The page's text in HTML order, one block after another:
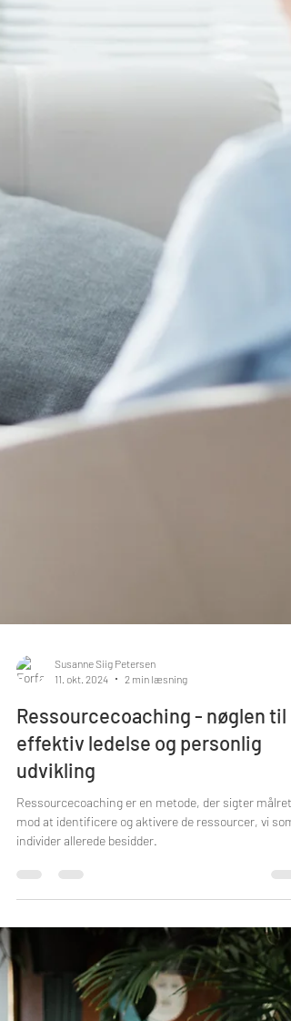
Susanne Siig Petersen
11. okt. 2024
2 min læsning
Ressourcecoaching - nøglen til
effektiv ledelse og personlig
udvikling
Ressourcecoaching er en metode, der sigter
mod at identificere og aktivere de ressourcer, vi som
individer allerede besidder.